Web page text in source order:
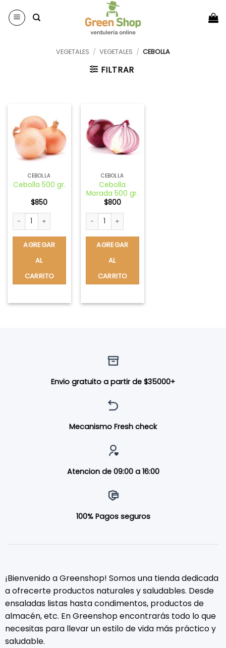
VEGETALES / VEGETALES / CEBOLLA
FILTRAR
CEBOLLA
Cebolla 500 gr.
$850
Cebolla 500 gr. cantidad
AGREGAR
AL
CARRITO
CEBOLLA
Cebolla
Morada 500 gr.
$800
Cebolla Morada 500 gr. cantidad
AGREGAR
AL
CARRITO
Envio gratuito a partir de $35000+
Mecanismo Fresh check
Atencion de 09:00 a 16:00
100% Pagos seguros
¡Bienvenido a Greenshop! Somos una tienda dedicada
a ofrecerte productos naturales y saludables. Desde
ensaladas listas hasta condimentos, productos de
almacén, etc. En Greenshop encontrarás todo lo que
necesitas para llevar un estilo de vida más práctico y
saludable.